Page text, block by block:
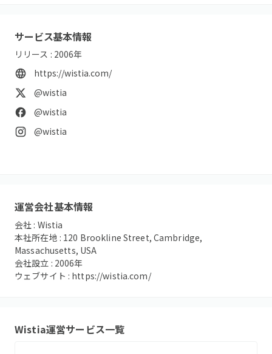
サービス基本情報
リリース : 2006年
https://wistia.com/
@wistia
@wistia
@wistia
運営会社基本情報
会社 : Wistia
本社所在地 : 120 Brookline Street, Cambridge,
Massachusetts, USA
会社設立 : 2006年
ウェブサイト : https://wistia.com/
Wistia運営サービス一覧